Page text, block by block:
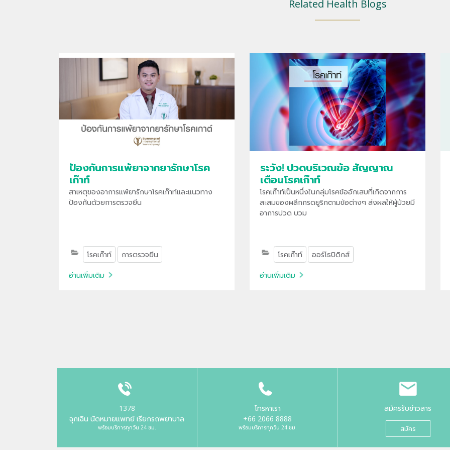
Related Health Blogs
ป้องกันการแพ้ยาจากยารักษาโรค
เก๊าท์
สาเหตุของอาการแพ้ยารักษาโรคเก๊าท์และแนวทาง
ป้องกันด้วยการตรวจยีน
โรคเก๊าท์ การตรวจยีน
อ่านเพิ่มเติม
ระวัง! ปวดบริเวณข้อ สัญญาณ
เตือนโรคเก๊าท์
โรคเก๊าท์เป็นหนึ่งในกลุ่มโรคข้ออักเสบที่เกิดจากการ
สะสมของผลึกกรดยูริกตามข้อต่างๆ ส่งผลให้ผู้ป่วยมี
อาการปวด บวม
โรคเก๊าท์ ออร์โธปิดิกส์
อ่านเพิ่มเติม
1378
ฉุกเฉิน นัดหมายแพทย์ เรียกรถพยาบาล
พร้อมบริการทุกวัน 24 ชม.
โทรหาเรา
+66 2066 8888
พร้อมบริการทุกวัน 24 ชม.
สมัครรับข่าวสาร
สมัคร